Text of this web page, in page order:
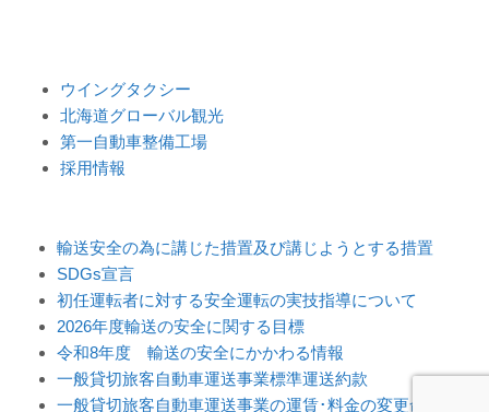
ウイングタクシー
北海道グローバル観光
第一自動車整備工場
採用情報
輸送安全の為に講じた措置及び講じようとする措置
SDGs宣言
初任運転者に対する安全運転の実技指導について
2026年度輸送の安全に関する目標
令和8年度 輸送の安全にかかわる情報
一般貸切旅客自動車運送事業標準運送約款
一般貸切旅客自動車運送事業の運賃･料金の変更命令につ